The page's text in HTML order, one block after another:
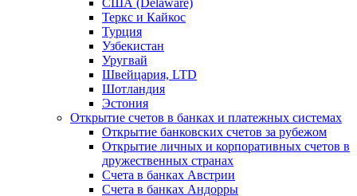
США (Delaware)
Теркс и Кайкос
Турция
Узбекистан
Уругвай
Швейцария, LTD
Шотландия
Эстония
Открытие счетов в банках и платежных системах
Открытие банковских счетов за рубежом
Открытие личных и корпоративных счетов в
дружественных странах
Счета в банках Австрии
Счета в банках Андорры